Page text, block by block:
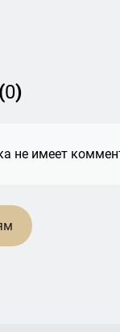
0)
не имеет